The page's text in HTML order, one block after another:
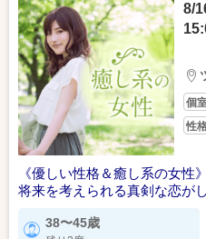
8/
個
性
《優しい性格＆癒し系の女性》
将来を考えられる真剣な恋が
38〜45歳